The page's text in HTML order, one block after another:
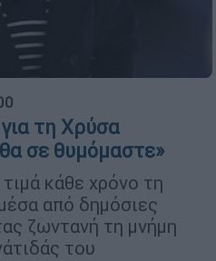
τη Χρύσα
σε θυμόμαστε»
κάθε χρόνο τη
από δημόσιες
ζωντανή τη μνήμη
του